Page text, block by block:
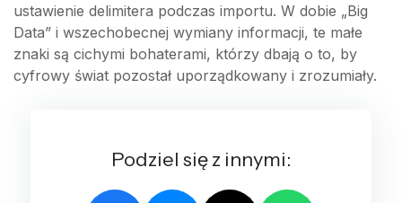
ustawienie delimitera podczas importu. W dobie „Big
Data” i wszechobecnej wymiany informacji, te małe
znaki są cichymi bohaterami, którzy dbają o to, by
cyfrowy świat pozostał uporządkowany i zrozumiały.
Podziel się z innymi: